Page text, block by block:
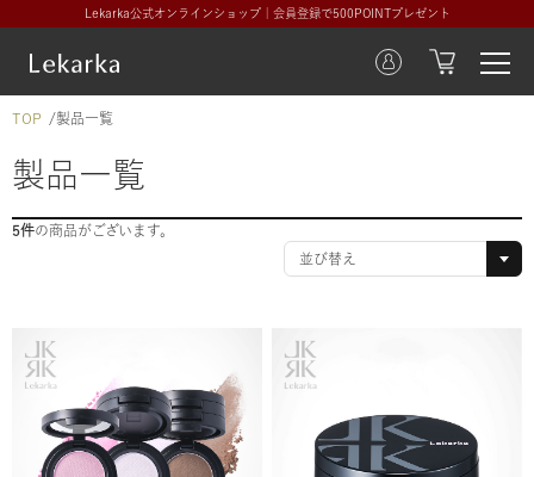
Lekarka公式オンラインショップ｜会員登録で500POINTプレゼント
TOP 製品一覧
製品一覧
5件の商品がございます。